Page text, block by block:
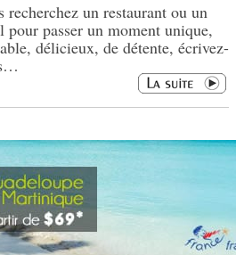
recherchez un restaurant ou un
pour passer un moment unique,
délicieux, de détente, écrivez-